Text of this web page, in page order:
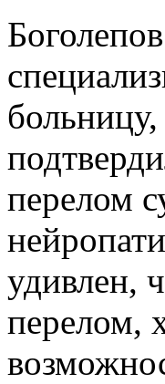
перелом
удивлен,
перелом,